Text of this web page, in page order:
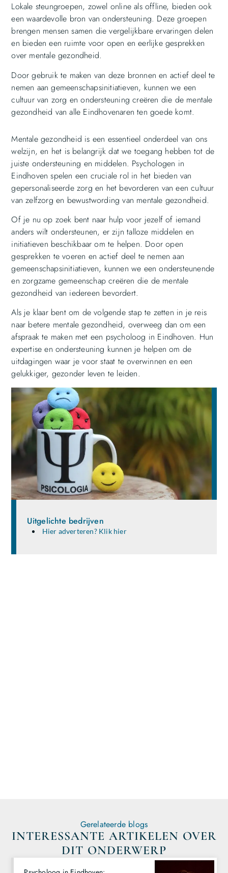
Lokale steungroepen, zowel online als offline, bieden ook
een waardevolle bron van ondersteuning. Deze groepen
brengen mensen samen die vergelijkbare ervaringen delen
en bieden een ruimte voor open en eerlijke gesprekken
over mentale gezondheid.
Door gebruik te maken van deze bronnen en actief deel te
nemen aan gemeenschapsinitiatieven, kunnen we een
cultuur van zorg en ondersteuning creëren die de mentale
gezondheid van alle Eindhovenaren ten goede komt.
Mentale gezondheid is een essentieel onderdeel van ons
welzijn, en het is belangrijk dat we toegang hebben tot de
juiste ondersteuning en middelen. Psychologen in
Eindhoven spelen een cruciale rol in het bieden van
gepersonaliseerde zorg en het bevorderen van een cultuur
van zelfzorg en bewustwording van mentale gezondheid.
Of je nu op zoek bent naar hulp voor jezelf of iemand
anders wilt ondersteunen, er zijn talloze middelen en
initiatieven beschikbaar om te helpen. Door open
gesprekken te voeren en actief deel te nemen aan
gemeenschapsinitiatieven, kunnen we een ondersteunende
en zorgzame gemeenschap creëren die de mentale
gezondheid van iedereen bevordert.
Als je klaar bent om de volgende stap te zetten in je reis
naar betere mentale gezondheid, overweeg dan om een
afspraak te maken met een psycholoog in Eindhoven. Hun
expertise en ondersteuning kunnen je helpen om de
uitdagingen waar je voor staat te overwinnen en een
gelukkiger, gezonder leven te leiden.
Uitgelichte bedrijven
Hier adverteren? Klik hier
Gerelateerde blogs
INTERESSANTE ARTIKELEN OVER
DIT ONDERWERP